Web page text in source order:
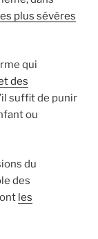
plus sévères
qui
des
suffit de punir
ou
du
des
les